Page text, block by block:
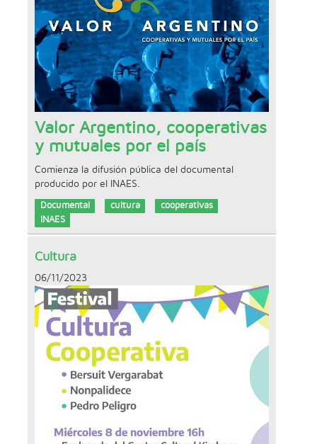
Valor Argentino, cooperativas
y mutuales por el país
Comienza la difusión pública del documental
producido por el INAES.
Documental cultura
cooperativas
INAES
Cultura
06/11/2023